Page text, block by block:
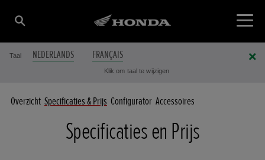
Taal NEDERLANDS FRANÇAIS
Klik om taal te wijzigen
Overzicht Specificaties & Prijs Configurator Accessoires
Specificaties en Prijs